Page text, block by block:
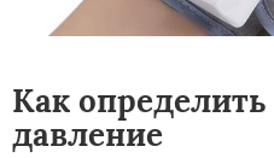
Как определить
давление